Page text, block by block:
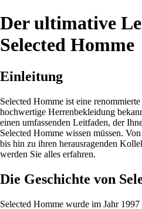
Der ultimative
Selected Homme
Einleitung
Selected Homme ist eine
hochwertige Herrenbekleidung
einen umfassenden Leitfaden, der
Selected Homme wissen müssen.
bis hin zu ihren herausragenden
werden Sie alles erfahren.
Die Geschichte von
Selected Homme wurde im Jahr